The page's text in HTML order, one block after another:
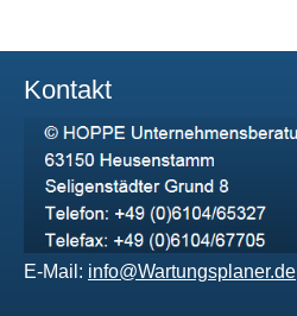
Kontakt
E-Mail: info@Wartungsplaner.de